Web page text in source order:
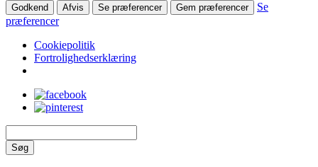
Godkend Afvis Se præferencer Gem præferencer
Se
præferencer
Cookiepolitik
Fortrolighedserklæring
Søg